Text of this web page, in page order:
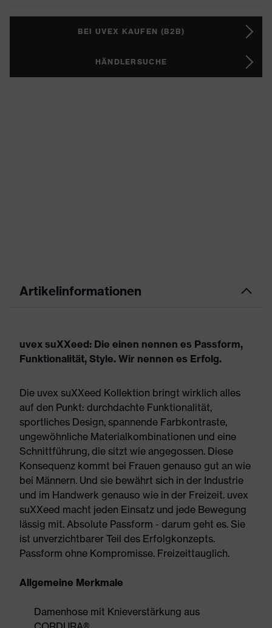
BEI UVEX KAUFEN (B2B)
HÄNDLERSUCHE
Artikelinformationen
uvex suXXeed: Die einen nennen es Passform,
Funktionalität, Style. Wir nennen es Erfolg.
Die uvex suXXeed Kollektion bringt wirklich alles
auf den Punkt: durchdachte Funktionalität,
sportliches Design, spannende Farbkontraste,
ungewöhnliche Materialkombinationen und eine
Schnittführung, die sitzt wie angegossen. Diese
Konsequenz kommt bei Frauen genauso gut an wie
bei Männern. Und sie bewährt sich in der Industrie
und im Handwerk genauso wie in der Freizeit. uvex
suXXeed macht jeden Einsatz und jede Bewegung
lässig mit. Absolute Passform - darum geht es. Sie
ist unverzichtbarer Teil des Erfolgkonzepts.
Passform ohne Kompromisse. Freizeittauglich.
Allgemeine Merkmale
Damenhose mit Knieverstärkung aus